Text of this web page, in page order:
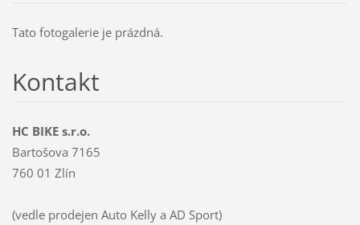
Tato fotogalerie je prázdná.
Kontakt
HC BIKE s.r.o.
Bartošova 7165
760 01 Zlín
(vedle prodejen Auto Kelly a AD Sport)